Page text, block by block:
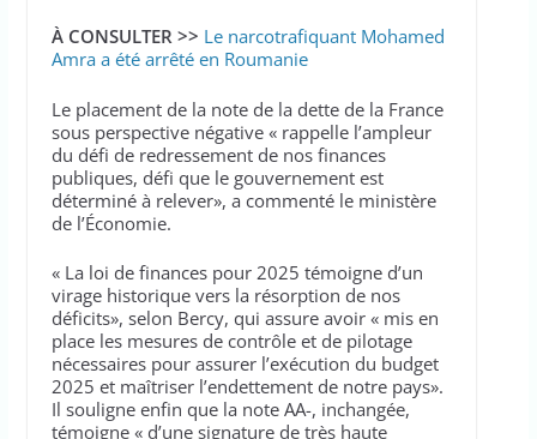
À CONSULTER >> Le narcotrafiquant Mohamed
Amra a été arrêté en Roumanie
Le placement de la note de la dette de la France
sous perspective négative « rappelle l’ampleur
du défi de redressement de nos finances
publiques, défi que le gouvernement est
déterminé à relever», a commenté le ministère
de l’Économie.
« La loi de finances pour 2025 témoigne d’un
virage historique vers la résorption de nos
déficits», selon Bercy, qui assure avoir « mis en
place les mesures de contrôle et de pilotage
nécessaires pour assurer l’exécution du budget
2025 et maîtriser l’endettement de notre pays».
Il souligne enfin que la note AA-, inchangée,
témoigne « d’une signature de très haute